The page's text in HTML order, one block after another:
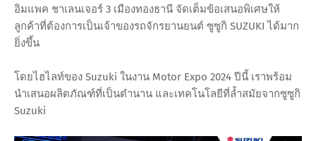
อิมแพค ชาเลนเจอร์ 3 เมืองทองธานี จัดเต็มข้อเสนอพิเศษให้
ลูกค้าที่ต้องการเป็นเจ้าของรถจักรยานยนต์ ซูซูกิ SUZUKI ได้มาก
ยิ่งขึ้น
โดยไฮไลท์ของ Suzuki ในงาน Motor Expo 2024 ปีนี้ เราพร้อม
นำเสนอผลิตภัณฑ์ที่เป็นตำนาน และเทคโนโลยีที่ล้ำสมัยจากซูซูกิ
Suzuki